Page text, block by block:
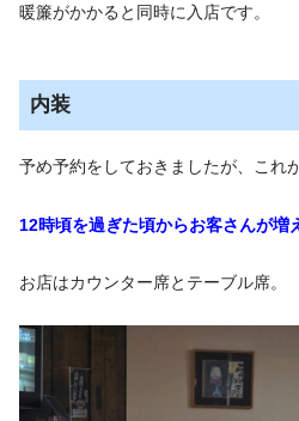
暖簾がかかると同時に入店です。
内装
予め予約をしておきましたが、これ
12時頃を過ぎた頃からお客さんが増
お店はカウンター席とテーブル席。